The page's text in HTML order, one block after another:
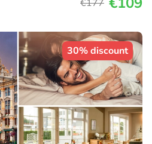
€177
30% discount